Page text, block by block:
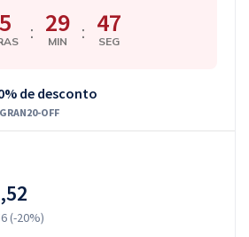
: 29
MIN : 47
SEG
de desconto
GRAN20-OFF
(-20%)